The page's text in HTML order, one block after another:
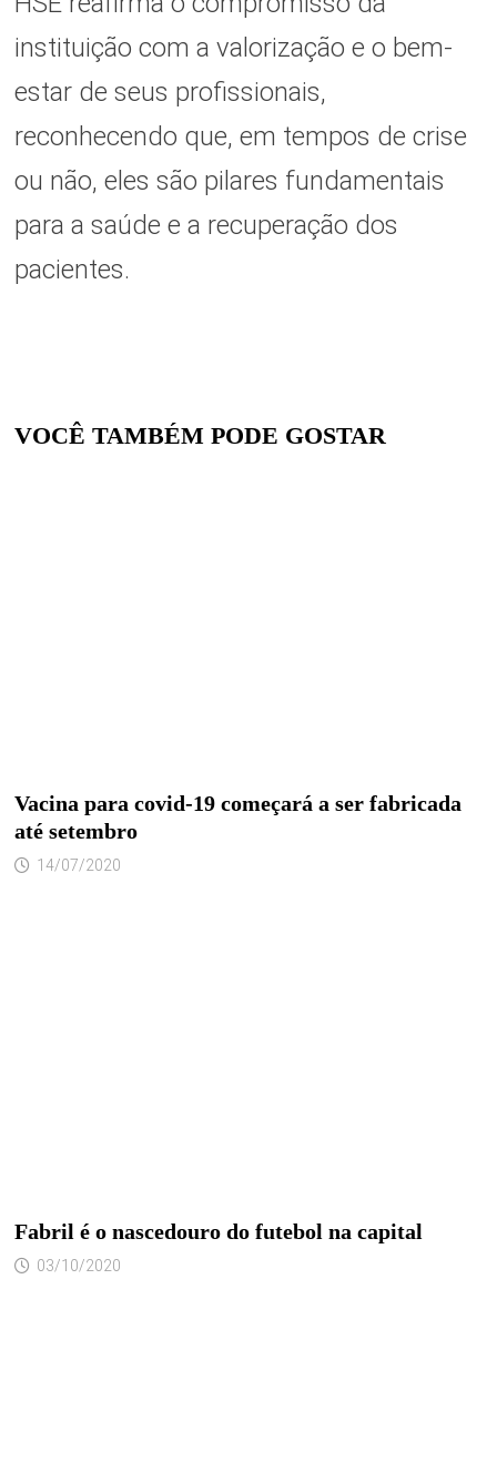
instituição com a valorização e o bem-
estar de seus profissionais,
reconhecendo que, em tempos de crise
ou não, eles são pilares fundamentais
para a saúde e a recuperação dos
pacientes.
VOCÊ TAMBÉM PODE GOSTAR
Vacina para covid-19 começará a ser fabricada
até setembro
14/07/2020
Fabril é o nascedouro do futebol na capital
03/10/2020